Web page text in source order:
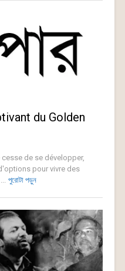
du Golden
de se développer,
pour vivre des
পুরোটা পড়ুন